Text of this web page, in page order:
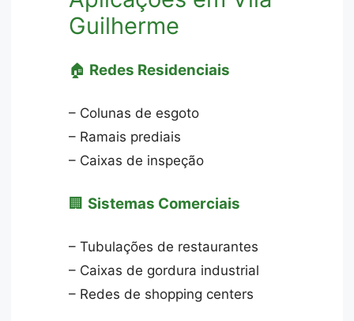
Guilherme
🏠 Redes Residenciais
– Colunas de esgoto
– Ramais prediais
– Caixas de inspeção
🏢 Sistemas Comerciais
– Tubulações de restaurantes
– Caixas de gordura industrial
– Redes de shopping centers